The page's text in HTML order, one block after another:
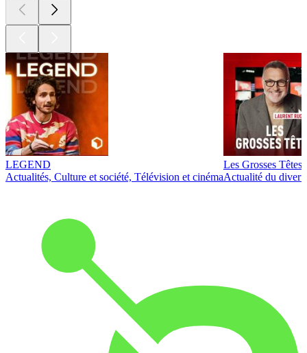
LEGEND
Actualités, Culture et société, Télévision et cinéma
Les Grosses Têtes
Actualité du